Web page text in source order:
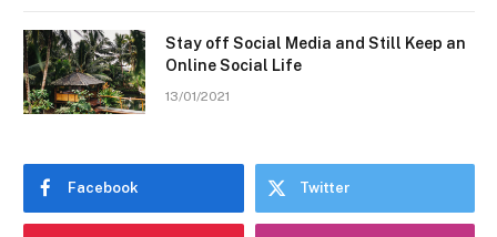
Stay off Social Media and Still Keep an
Online Social Life
13/01/2021
Facebook Twitter